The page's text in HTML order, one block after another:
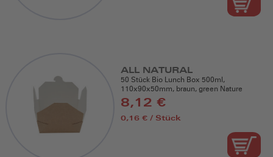
ALL NATURAL
50 Stück Bio Lunch Box 500ml,
110x90x50mm, braun, green Nature
8,12 €
0,16 € / Stück